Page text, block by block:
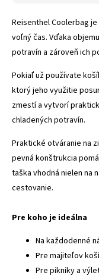
Reisenthel Coolerbag
voľný čas. Vďaka
potravín a zároveň ich
Pokiaľ už používate
ktorý jeho využitie
zmestí a vytvorí
chladených potravín.
Praktické otváranie na
pevná konštrukcia
taška vhodná nielen na
cestovanie.
Pre koho je ideálna
Na každodenné
Pre majiteľov
Pre pikniky a